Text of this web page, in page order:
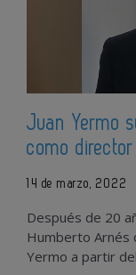
Juan Yermo
como
14 de marzo, 2022
Después de 20
Humberto Arnés
Yermo a partir